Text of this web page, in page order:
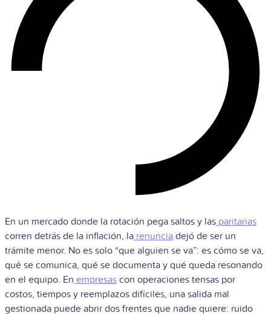
En un mercado donde la rotación pega saltos y las paritarias
corren detrás de la inflación, la renuncia dejó de ser un
trámite menor. No es solo “que alguien se va”: es cómo se va,
qué se comunica, qué se documenta y qué queda resonando
en el equipo. En empresas con operaciones tensas por
costos, tiempos y reemplazos difíciles, una salida mal
gestionada puede abrir dos frentes que nadie quiere: ruido